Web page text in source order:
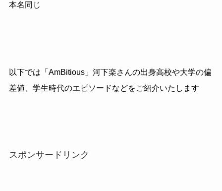
本名同じ
以下では「AmBitious」河下楽さんの出身高校や大学の偏
差値、学生時代のエピソードなどをご紹介いたします
スポンサードリンク